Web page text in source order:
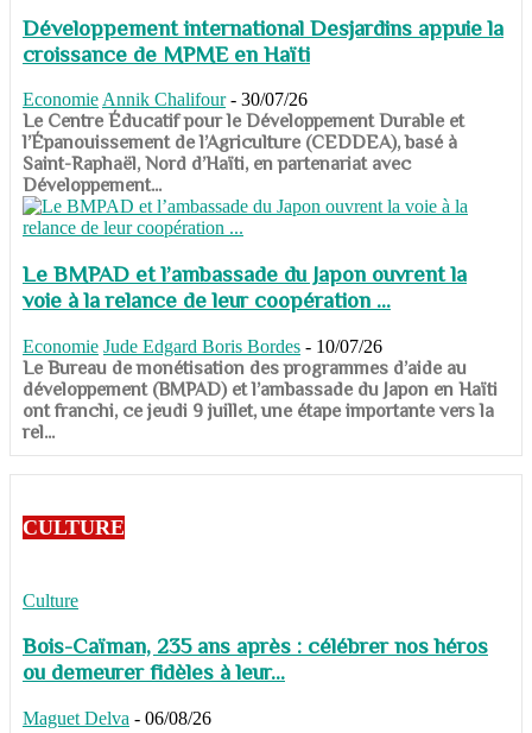
Développement international Desjardins appuie la
croissance de MPME en Haïti
Economie Annik Chalifour - 30/07/26
​​​​​​​Le Centre Éducatif pour le Développement Durable et
l’Épanouissement de l’Agriculture (CEDDEA), basé à
Saint-Raphaël, Nord d’Haïti, en partenariat avec
Développement...
Le BMPAD et l’ambassade du Japon ouvrent la
voie à la relance de leur coopération ...
Economie Jude Edgard Boris Bordes - 10/07/26
​​​​​​​Le Bureau de monétisation des programmes d’aide au
développement (BMPAD) et l’ambassade du Japon en Haïti
ont franchi, ce jeudi 9 juillet, une étape importante vers la
rel...
CULTURE
Culture
Bois-Caïman, 235 ans après : célébrer nos héros
ou demeurer fidèles à leur...
Maguet Delva - 06/08/26